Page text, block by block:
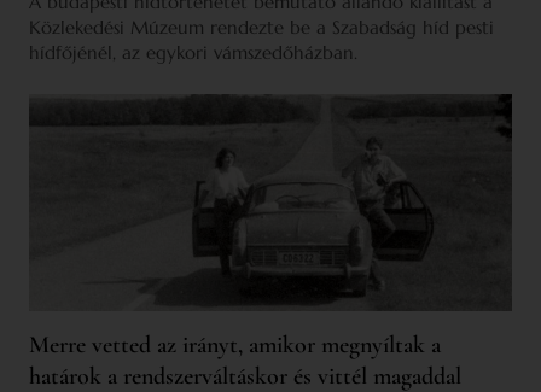
Közlekedési Múzeum rendezte be a Szabadság híd pesti
hídfőjénél, az egykori vámszedőházban.
Merre vetted az irányt, amikor megnyíltak a
határok a rendszerváltáskor és vittél magaddal